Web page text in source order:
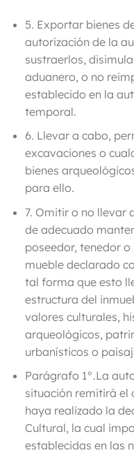
5. Exportar bienes
autorización de la
sustraerlos,
aduanero, o no
establecido en la
temporal.
6. Llevar a cabo,
excavaciones o
bienes
para ello.
7. Omitir o no llevar
de adecuado
poseedor, tenedor
mueble declarado
tal forma que esto
estructura del
valores culturales,
arqueológicos,
urbanísticos o
Parágrafo 1°.La
situación remitirá el
haya realizado la
Cultural, la cual
establecidas en las